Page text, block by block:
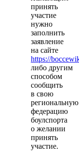
принять
участие
нужно
заполнить
заявление
на сайте
https://
либо другим
способом
сообщить
в свою
региональную
федерацию
боулспорта
о желании
принять
участие.